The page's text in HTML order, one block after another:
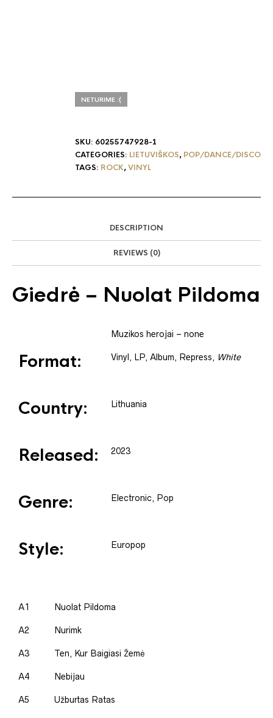
NETURIME :(
SKU: 60255747928-1
CATEGORIES: LIETUVIŠKOS, POP/DANCE/DISCO
TAGS: ROCK,VINYL
DESCRIPTION
REVIEWS (0)
Giedrė – Nuolat Pildoma
Muzikos herojai – none
Format: Vinyl , LP, Album, Repress, White
Country: Lithuania
Released: 2023
Genre: Electronic, Pop
Style: Europop
A1 Nuolat Pildoma
A2 Nurimk
A3 Ten, Kur Baigiasi Žemė
A4 Nebijau
A5 Užburtas Ratas